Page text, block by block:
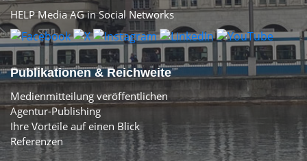
HELP Media AG in Social Networks
Publikationen & Reichweite
Medienmitteilung veröffentlichen
Agentur-Publishing
Ihre Vorteile auf einen Blick
Referenzen